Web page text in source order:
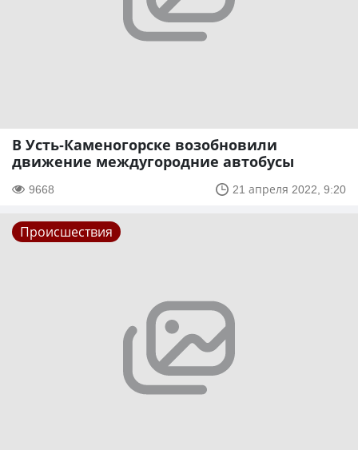
В Усть-Каменогорске возобновили
движение междугородние автобусы
9668 21 апреля 2022, 9:20
Происшествия